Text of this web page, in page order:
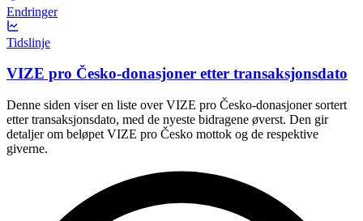
Endringer
Tidslinje
VIZE pro Česko-donasjoner etter transaksjonsdato
Denne siden viser en liste over VIZE pro Česko-donasjoner sortert
etter transaksjonsdato, med de nyeste bidragene øverst. Den gir
detaljer om beløpet VIZE pro Česko mottok og de respektive
giverne.